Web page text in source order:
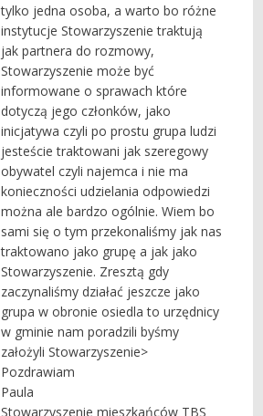
tylko jedna osoba, a warto bo różne
instytucje Stowarzyszenie traktują
jak partnera do rozmowy,
Stowarzyszenie może być
informowane o sprawach które
dotyczą jego członków, jako
inicjatywa czyli po prostu grupa ludzi
jesteście traktowani jak szeregowy
obywatel czyli najemca i nie ma
konieczności udzielania odpowiedzi
można ale bardzo ogólnie. Wiem bo
sami się o tym przekonaliśmy jak nas
traktowano jako grupę a jak jako
Stowarzyszenie. Zresztą gdy
zaczynaliśmy działać jeszcze jako
grupa w obronie osiedla to urzędnicy
w gminie nam poradzili byśmy
założyli Stowarzyszenie>
Pozdrawiam
Paula
Stowarzyszenie mieszkańców TBS